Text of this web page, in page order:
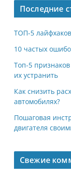
Последние
ТОП-5
10 частых
Топ-5
их устранить
Как снизить
автомобилях?
Пошаговая
двигателя
Свежие